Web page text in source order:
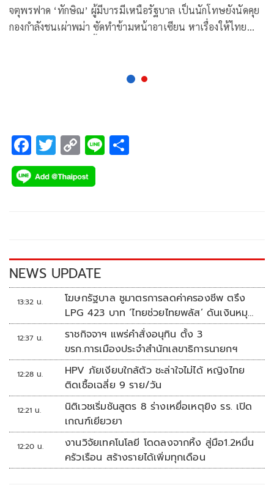
จตุพรฟาด ‘ทักษิณ’ ผู้มีบารมีเหนือรัฐบาล เป็นนักโทษยังนัดคุย
กองกำลังชนเผ่าพม่า ซัดทำข้ามหน้าอาเซียน หาเรื่องให้ไทย
F
ac
e
k
T
wi
tt
C
o
p
k
Li
NEWS UPDATE
13:32 น.
โฆษกรัฐบาล ชูมาตรการลดค่าครองชีพ ตรึง
LPG 423 บาท ‘ไทยช่วยไทยพลัส’ ดันเงินหมุน
แสนล้าน
12:37 น.
ราชกิจจาฯ แพร่คำสั่งอนุทิน ตั้ง 3
ขรก.การเมืองประจำสำนักเลขาธิการนายกฯ
12:28 น.
HPV ภัยเงียบใกล้ตัว ชะล่าใจไม่ได้ หญิงไทย
ติดเชื้อเฉลี่ย 9 ราย/วัน
12:21 น.
นิติเวชเริ่มชันสูตร 8 ร่างเหยื่อเหตุยิง รร. เปิด
เกณฑ์เยียวยา
12:20 น.
งานวิจัยเทคโนโลยี โดดลงจากหิ้ง สู่มือ1.2หมื่น
ครัวเรือน สร้างรายได้เพิ่มทุกเดือน